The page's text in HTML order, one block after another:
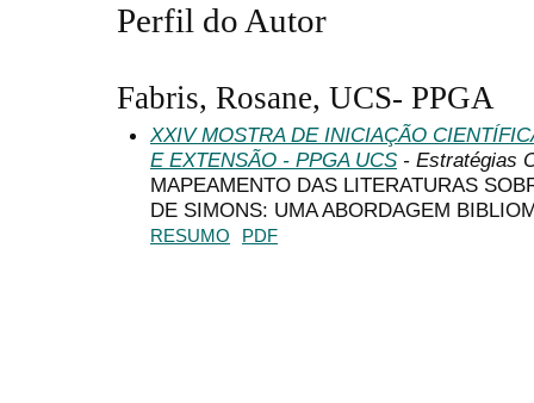
Perfil do Autor
Fabris, Rosane, UCS- PPGA
XXIV MOSTRA DE INICIAÇÃO
E EXTENSÃO - PPGA UCS - Estratégias
MAPEAMENTO DAS LITERATURAS
DE SIMONS: UMA ABORDAGEM
RESUMO PDF